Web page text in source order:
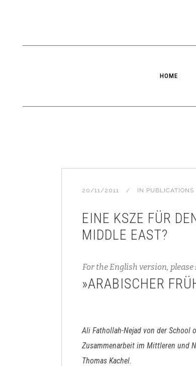
HOME
20/11/2011 IN PUBLICATIONS
EINE KSZE FÜR
MIDDLE EAST?
For the English version, please
»ARABISCHER
Ali Fathollah-Nejad von der School
Zusammenarbeit im Mittleren und
Thomas Kachel.